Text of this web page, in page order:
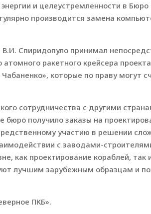
и целеустремленности в Бюро
производится замена
Спиридопуло принимал
ракетного крейсера
которые по праву могут
сотрудничества с другими
бюро получило заказы на
участию в решении
с заводами-
как проектирование кораблей,
лучшим зарубежным образцам и
ПКБ».